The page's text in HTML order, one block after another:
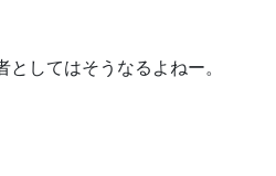
としてはそうなるよねー。